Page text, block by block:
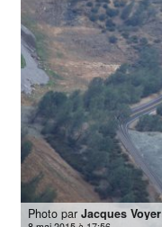
Photo par Jacques Voyer